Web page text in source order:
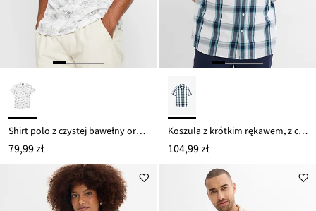
Shirt polo z czystej bawełny organicznej
79,99 zł
Koszula z krótkim rękawem, z czystej bawełny
104,99 zł